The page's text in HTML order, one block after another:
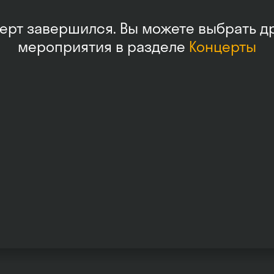
завершился. Вы можете выбрать
мероприятия в разделе Концерты